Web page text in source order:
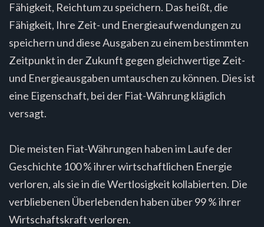
Fähigkeit, Reichtum zu speichern. Das heißt, die
Fähigkeit, Ihre Zeit- und Energieaufwendungen zu
speichern und diese Ausgaben zu einem bestimmten
Zeitpunkt in der Zukunft gegen gleichwertige Zeit-
und Energieausgaben umtauschen zu können. Dies ist
eine Eigenschaft, bei der Fiat-Währung kläglich
versagt.
Die meisten Fiat-Währungen haben im Laufe der
Geschichte 100 % ihrer wirtschaftlichen Energie
verloren, als sie in die Wertlosigkeit kollabierten. Die
verbliebenen Überlebenden haben über 99 % ihrer
Wirtschaftskraft verloren.